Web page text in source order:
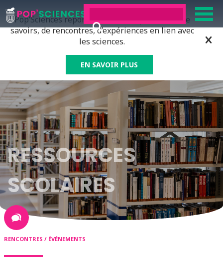
Pop’Sciences répond à tous ceux qui ont soif de
savoirs, de rencontres, d’expériences en lien avec
les sciences.
EN SAVOIR PLUS
RESSOURCES
SCOLAIRES
RENCONTRES / ÉVÉNEMENTS